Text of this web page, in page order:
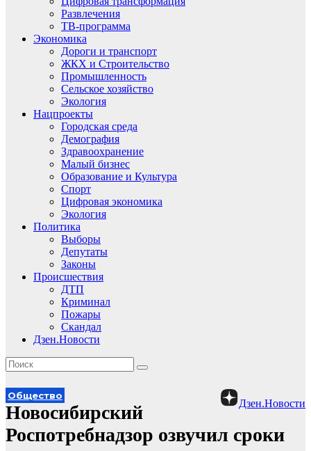
Развлечения
ТВ-программа
Экономика
Дороги и транспорт
ЖКХ и Строительство
Промышленность
Сельское хозяйство
Экология
Нацпроекты
Городская среда
Демография
Здравоохранение
Малый бизнес
Образование и Культура
Спорт
Цифровая экономика
Экология
Политика
Выборы
Депутаты
Законы
Происшествия
ДТП
Криминал
Пожары
Скандал
Дзен.Новости
Дзен.Новости
Общество
Новосибирский
Роспотребнадзор озвучил сроки